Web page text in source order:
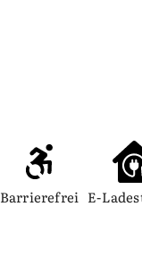
Barrierefrei E-